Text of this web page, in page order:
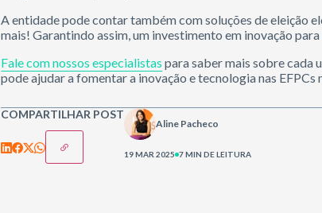
A entidade pode contar também com soluções de eleição
mais! Garantindo assim, um investimento em inovação
Fale com nossos especialistas para saber mais sobre cada
pode ajudar a fomentar a inovação e tecnologia nas
COMPARTILHAR POST
Aline Pacheco
19 MAR 2025 7 MIN DE LEITURA